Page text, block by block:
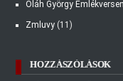
Oláh György
Zmluvy (11)
HOZZÁSZÓLÁSOK